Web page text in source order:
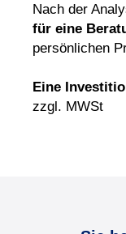
Nach der
für eine
persönlichen
Eine
zzgl. MWSt